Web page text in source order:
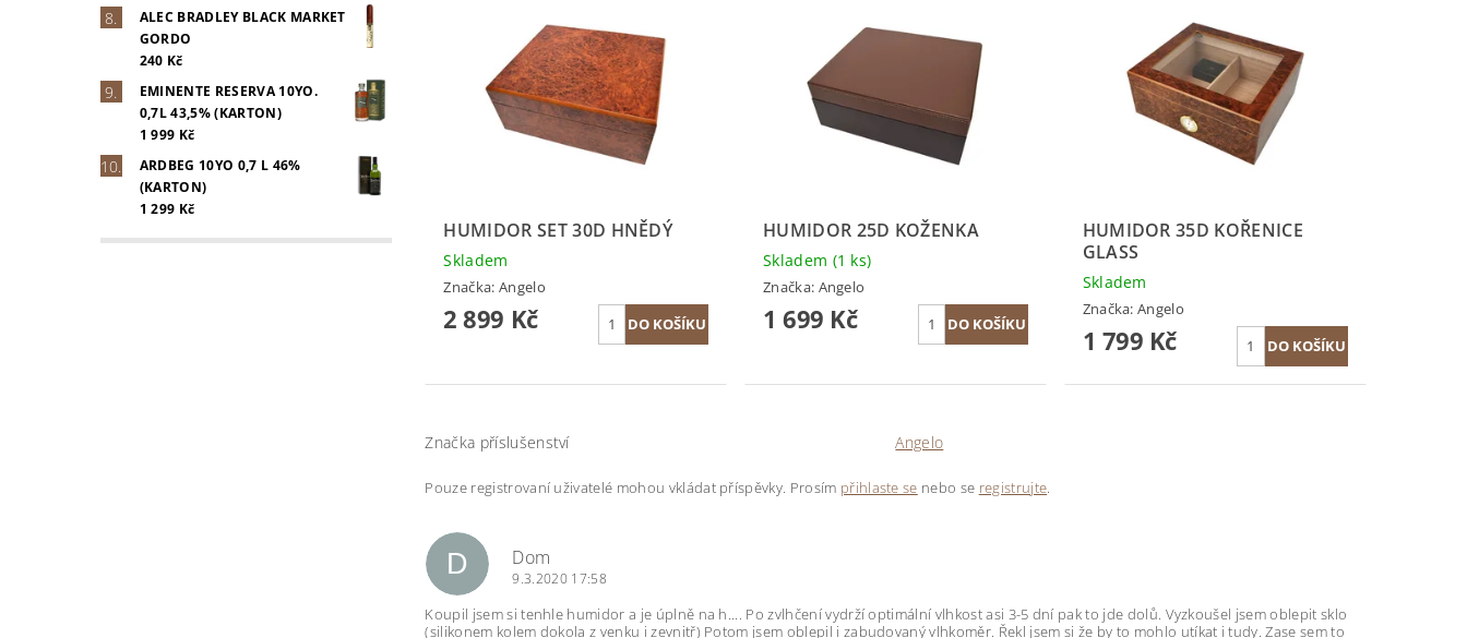
ALEC BRADLEY BLACK MARKET
GORDO
240 Kč
EMINENTE RESERVA 10YO.
0,7L 43,5% (KARTON)
1 999 Kč
ARDBEG 10YO 0,7 L 46%
(KARTON)
1 299 Kč
HUMIDOR SET 30D HNĚDÝ
Skladem
Značka: Angelo
2 899 Kč
HUMIDOR 25D KOŽENKA
Skladem (1 ks)
Značka: Angelo
1 699 Kč
HUMIDOR 35D KOŘENICE
GLASS
Skladem
Značka:Angelo
1 799 Kč
Značka příslušenství Angelo
Pouze registrovaní uživatelé mohou vkládat příspěvky. Prosím přihlaste se nebo se registrujte
D Dom
9.3.2020 17:58
Koupil jsem si tenhle humidor a je úplně na h.... Po zvlhčení vydrží optimální vlhkost asi 3-5 dní pak to jde dolů. Vyzkoušel jsem oblepit sklo
(silikonem kolem dokola z venku i zevnitř) Potom jsem oblepil i zabudovaný vlhkoměr. Řekl jsem si že by to mohlo utíkat i tudy. Zase sem to